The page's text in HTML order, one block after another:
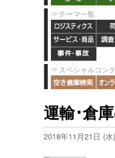
テーマ一覧
スペシャルコン
運輸･倉
2018年11月21日 (水)